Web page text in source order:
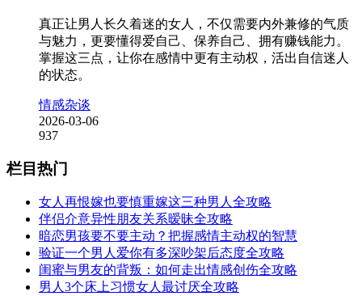
真正让男人长久着迷的女人，不仅需要内外兼修的气质
与魅力，更要懂得爱自己、保养自己、拥有赚钱能力。
掌握这三点，让你在感情中更有主动权，活出自信迷人
的状态。
情感杂谈
2026-03-06
937
栏目热门
女人再恨嫁也要慎重嫁这三种男人全攻略
伴侣介意异性朋友关系暧昧全攻略
暗恋男孩要不要主动？把握感情主动权的智慧
验证一个男人爱你有多深吵架后态度全攻略
闺蜜与男友的背叛：如何走出情感创伤全攻略
男人3个床上习惯女人最讨厌全攻略